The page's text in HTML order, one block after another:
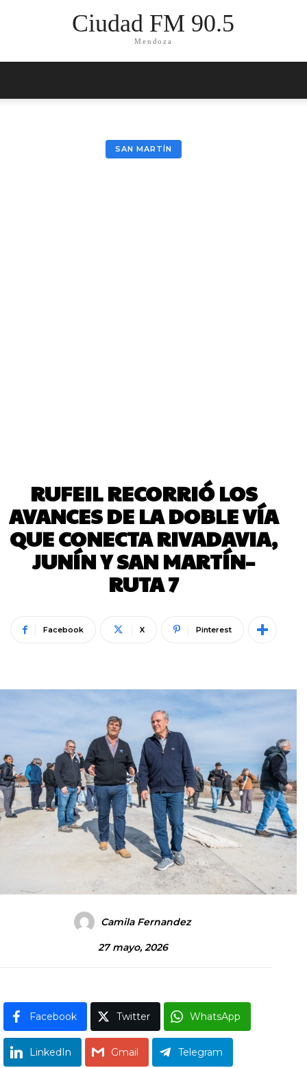
Ciudad FM 90.5
Mendoza
SAN MARTÍN
RUFEIL RECORRIÓ LOS
AVANCES DE LA DOBLE VÍA
QUE CONECTA RIVADAVIA,
JUNÍN Y SAN MARTÍN–
RUTA 7
Facebook X Pinterest
Camila Fernandez
27 mayo, 2026
Facebook Twitter WhatsApp
LinkedIn Gmail Telegram